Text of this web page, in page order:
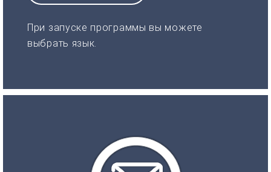
При запуске программы вы можете
выбрать язык.